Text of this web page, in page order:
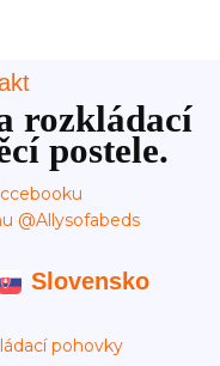
rozkládací
postele.
Slovensko